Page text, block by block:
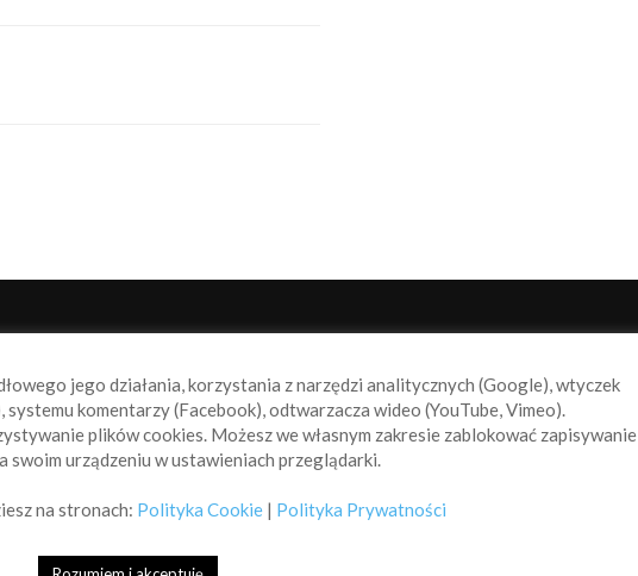
wszystkich, którzy szukają aktualnych
świata motorowodniactwa i
jego działania, korzystania z narzędzi analitycznych (Google), wtyczek
komentarzy (Facebook), odtwarzacza wideo (YouTube, Vimeo).
plików cookies. Możesz we własnym zakresie zablokować zapisywanie
swoim urządzeniu w ustawieniach przeglądarki.
na stronach: Polityka Cookie| Polityka Prywatności